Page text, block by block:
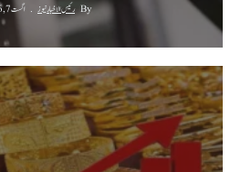
By رئیس الاخبار نیوز اگست 7, 2026